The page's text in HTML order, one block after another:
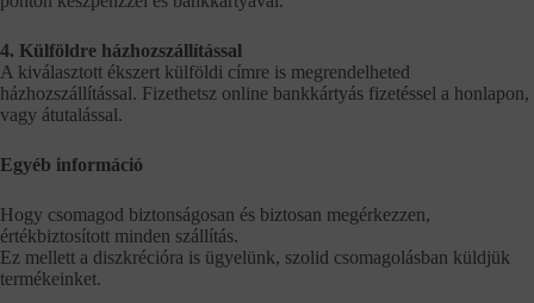
4. Külföldre házhozszállítással
A kiválasztott ékszert külföldi címre is megrendelheted
házhozszállítással. Fizethetsz online bankkártyás fizetéssel a honlapon,
vagy átutalással.
Egyéb információ
Hogy csomagod biztonságosan és biztosan megérkezzen,
értékbiztosított minden szállítás.
Ez mellett a diszkrécióra is ügyelünk, szolid csomagolásban küldjük
termékeinket.